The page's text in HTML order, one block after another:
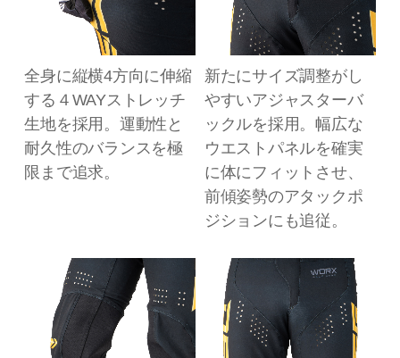
全身に縦横4方向に伸縮
する４WAYストレッチ
生地を採用。運動性と
耐久性のバランスを極
限まで追求。
新たにサイズ調整がし
やすいアジャスターバ
ックルを採用。幅広な
ウエストパネルを確実
に体にフィットさせ、
前傾姿勢のアタックポ
ジションにも追従。